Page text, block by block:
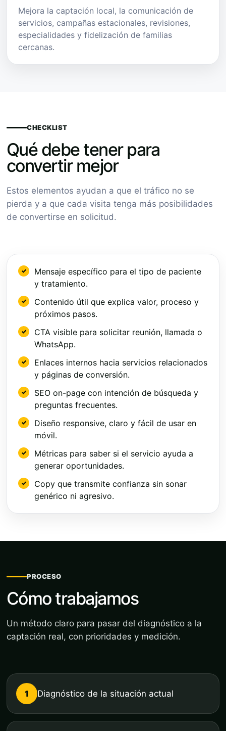
Mejora la captación local, la comunicación de
servicios, campañas estacionales, revisiones,
especialidades y fidelización de familias
cercanas.
CHECKLIST
Qué debe tener para
convertir mejor
Estos elementos ayudan a que el tráfico no se
pierda y a que cada visita tenga más posibilidades
de convertirse en solicitud.
Mensaje específico para el tipo de paciente
y tratamiento.
Contenido útil que explica valor, proceso y
próximos pasos.
CTA visible para solicitar reunión, llamada o
WhatsApp.
Enlaces internos hacia servicios relacionados
y páginas de conversión.
SEO on-page con intención de búsqueda y
preguntas frecuentes.
Diseño responsive, claro y fácil de usar en
móvil.
Métricas para saber si el servicio ayuda a
generar oportunidades.
Copy que transmite confianza sin sonar
genérico ni agresivo.
PROCESO
Cómo trabajamos
Un método claro para pasar del diagnóstico a la
captación real, con prioridades y medición.
1 Diagnóstico de la situación actual